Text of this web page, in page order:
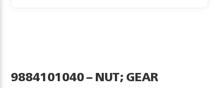
9884101040 – NUT; GEAR